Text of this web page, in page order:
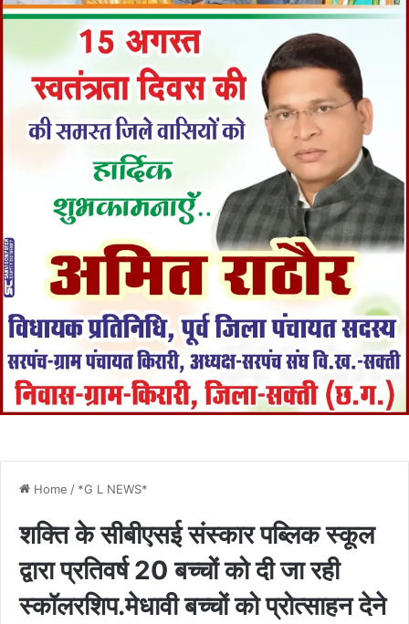
Home / *G L NEWS*
शक्ति के सीबीएसई संस्कार पब्लिक स्कूल
द्वारा प्रतिवर्ष 20 बच्चों को दी जा रही
स्कॉलरशिप.मेधावी बच्चों को प्रोत्साहन देने